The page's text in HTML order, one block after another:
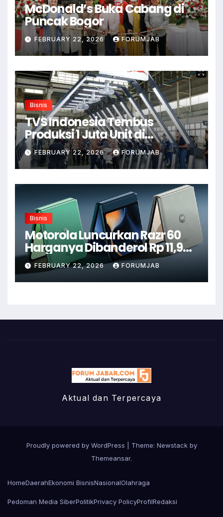
McDonald’s Buka Cabang di
Puncak Bogor
FEBRUARY 22, 2026 FORUMJAB
Bisnis
TVS Indonesia Tembus
Produksi 1 Juta Unit di
Karawang
FEBRUARY 22, 2026 FORUMJAB
Bisnis
Motorola Luncurkan Razr 60
Harganya Dibanderol Rp 11,9
Juta
FEBRUARY 22, 2026 FORUMJAB
Aktual dan Terpercaya
Proudly powered by WordPress Theme: Newstackby
Themeansar.
HomeDaerahEkonomi BisnisNasionalOlahraga
Pedoman Media SiberPolitikPrivacy PolicyProfilRedaksi